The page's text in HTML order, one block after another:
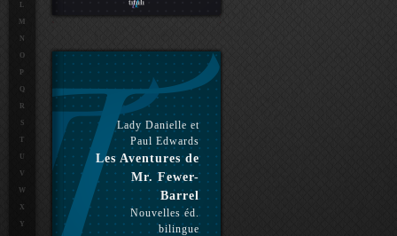
Lady Danielle et
Paul Edwards
Les Aventures de
Mr. Fewer-
Barrel
Nouvelles éd.
bilingue
L
M
N
O
P
Q
R
S
T
U
V
W
X
Y